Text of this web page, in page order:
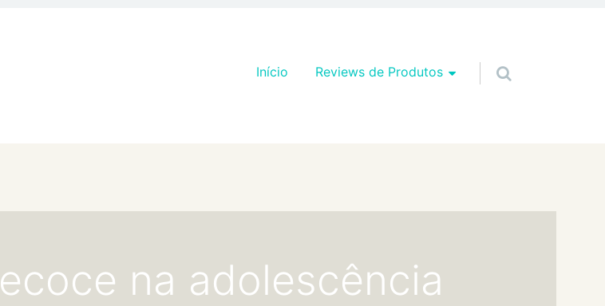
Pular para o conteúdo
Início Reviews de Produtos
na adolescência